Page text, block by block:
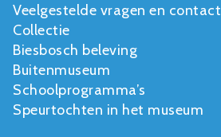
Veelgestelde vragen en contact
Collectie
Biesbosch beleving
Buitenmuseum
Schoolprogramma’s
Speurtochten in het museum